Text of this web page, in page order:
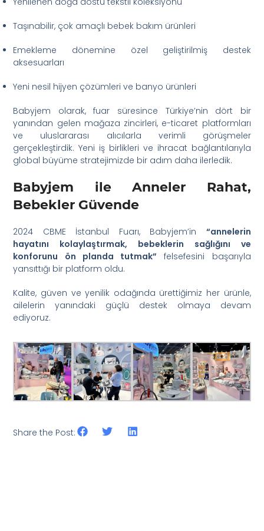
Taşınabilir, çok amaçlı bebek bakım ürünleri
Emekleme dönemine özel geliştirilmiş destek
aksesuarları
Yeni nesil hijyen çözümleri ve banyo ürünleri
Babyjem olarak, fuar süresince Türkiye’nin dört bir
yanından gelen mağaza zincirleri, e-ticaret platformları
ve uluslararası alıcılarla verimli görüşmeler
gerçekleştirdik. Yeni iş birlikleri ve ihracat bağlantılarıyla
global büyüme stratejimizde bir adım daha ilerledik.
Babyjem ile Anneler Rahat,
Bebekler Güvende
2024 CBME İstanbul Fuarı, Babyjem’in “annelerin
hayatını kolaylaştırmak, bebeklerin sağlığını ve
konforunu ön planda tutmak” felsefesini başarıyla
yansıttığı bir platform oldu.
Kalite, güven ve yenilik odağında ürettiğimiz her ürünle,
ailelerin yanındaki güçlü destek olmaya devam
ediyoruz.
Share the Post: